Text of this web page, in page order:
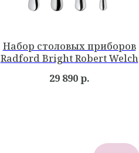
Набор столовых приборов
Radford Bright Robert Welch
29 890 р.